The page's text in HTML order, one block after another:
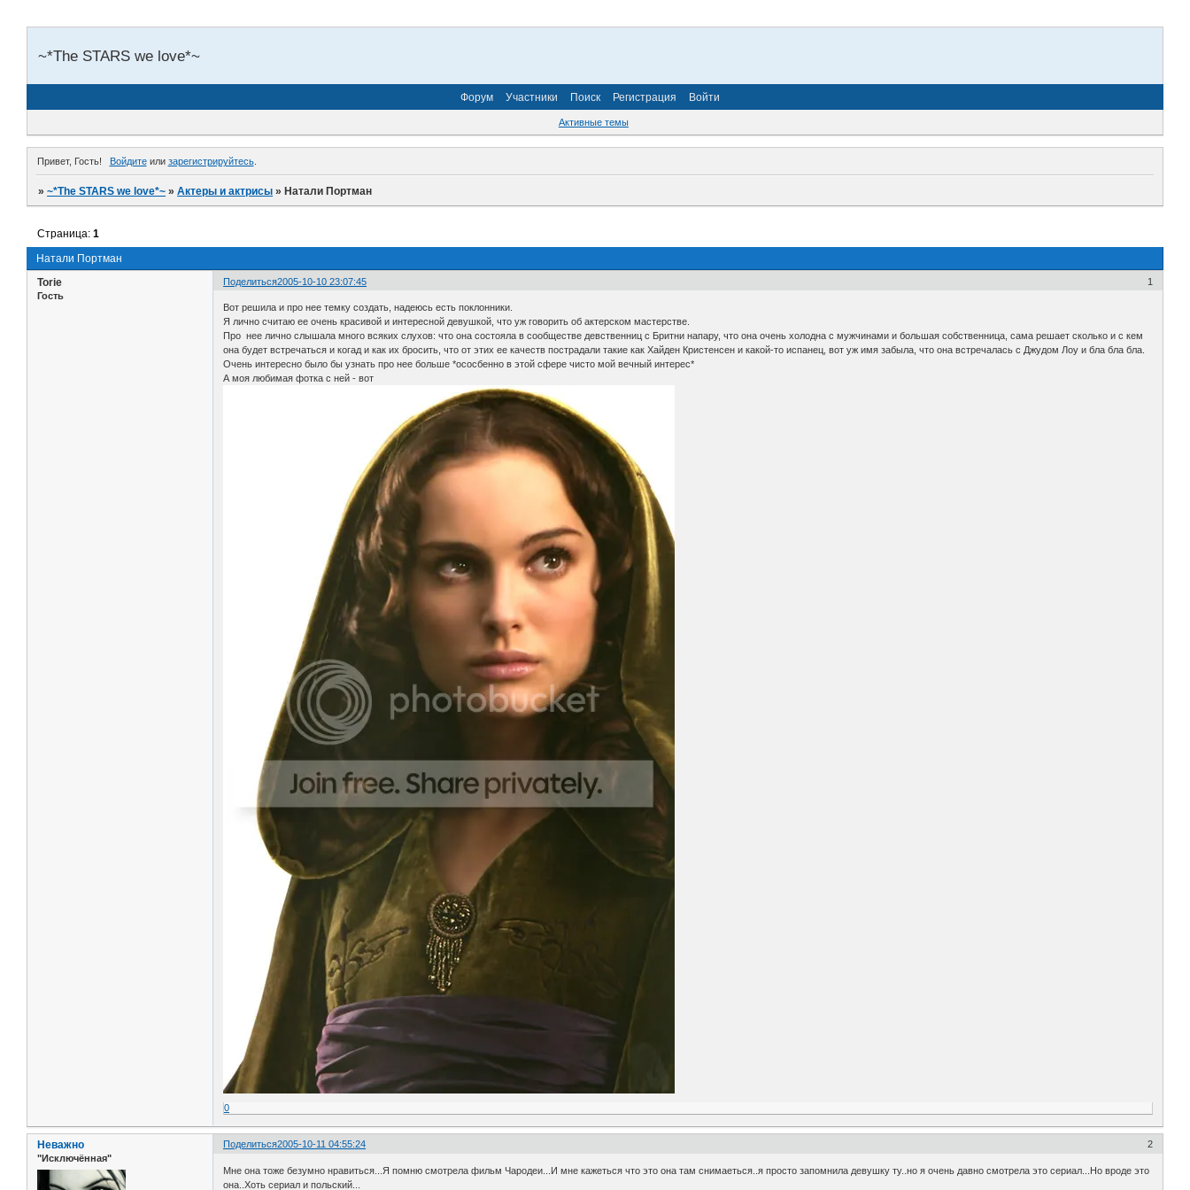
~*The STARS we love*~
Форум Участники Поиск Регистрация Войти
Активные темы
Привет, Гость! Войдитеили зарегистрируйтесь.
»~*The STARS we love*~ »Актеры и актрисы »Натали Портман
Натали Портман
Страница:1
Поделиться 1
2005-10-10 23:07:45
Torie
Гость
Вот решила и про нее темку создать, надеюсь есть поклонники.
Я лично считаю ее очень красивой и интересной девушкой, что уж говорить об актерском мастерстве.
Про нее лично слышала много всяких слухов: что она состояла в сообществе девственниц с Бритни напару, что она очень холодна с мужчинами и большая собственница, сама решает сколько и с кем
она будет встречаться и когад и как их бросить, что от этих ее качеств пострадали такие как Хайден Кристенсен и какой-то испанец, вот уж имя забыла, что она встречалась с Джудом Лоу и бла бла бла.
Очень интересно было бы узнать про нее больше *ососбенно в этой сфере чисто мой вечный интерес*
А моя любимая фотка с ней - вот
0
Поделиться 2
2005-10-11 04:55:24
Неважно
"Исключённая"
Мне она тоже безумно нравиться...Я помню смотрела фильм Чародеи...И мне кажеться что это она там снимаеться..я просто запомнила девушку ту..но я очень давно смотрела это сериал...Но вроде это
она..Хоть сериал и польский...